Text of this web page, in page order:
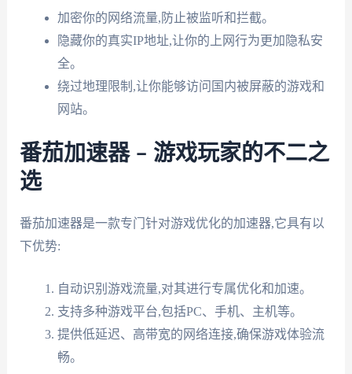
加密你的网络流量,防止被监听和拦截。
隐藏你的真实IP地址,让你的上网行为更加隐私安
全。
绕过地理限制,让你能够访问国内被屏蔽的游戏和
网站。
番茄加速器 – 游戏玩家的不二之
选
番茄加速器是一款专门针对游戏优化的加速器,它具有以
下优势:
自动识别游戏流量,对其进行专属优化和加速。
支持多种游戏平台,包括PC、手机、主机等。
提供低延迟、高带宽的网络连接,确保游戏体验流
畅。